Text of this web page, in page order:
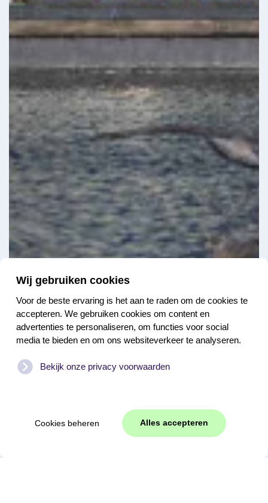
Wij gebruiken cookies
Voor de beste ervaring is het aan te raden om de cookies te
accepteren. We gebruiken cookies om content en
advertenties te personaliseren, om functies voor social
media te bieden en om ons websiteverkeer te analyseren.
Bekijk onze privacy voorwaarden
Cookies beheren Alles accepteren